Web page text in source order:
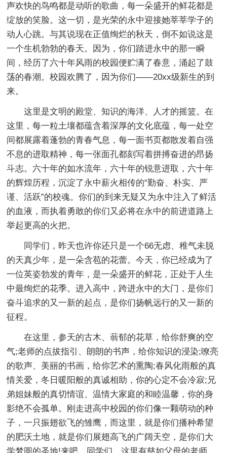
声欢快的鸟鸣都是动听的歌曲，每一朵盛开的鲜花都是
绽放的笑脸。这一切，是光荣的永中迎接她莘莘学子的
动人心跳。与其说现在正值绚烂的秋天，倒不如说这是
一个生机勃勃的春天。因为，你们踏进永中的那一瞬
间，经历了六十年风雨的校园便贮满了春意，涌起了鼓
荡的春潮。校园欢腾了，因为你们——20xx级新生的到
来。
这里是文明的殿堂、知识的海洋、人才的摇篮。在
这里，每一粒土壤都蕴含着深厚的文化底蕴，每一处空
间都展露着蓬勃的青春气息，每一面书页都散发着自强
不息的进取精神，每一张面孔都刻写着拼搏奋进的昂扬
斗志。六十年的如水流年，六十年的锐意进取，六十年
的辉煌历程，沉淀了永中薪火相传的“勤奋、朴实、严
谨、活跃”的校魂。你们的到来无疑又为永中注入了鲜活
的血液，而执着勇敢的你们又必将在永中的前进道路上
举起更高的火把。
同学们，昨天也许你还只是一个66无虑、稚气未脱
的天真少年，是一朵含苞的花蕾。今天，你已经成为了
一位英姿勃发的青年，是一朵盛开的鲜花，正处于人生
中最绚烂的花季。进入高中，跨进永中的大门，是你们
奋斗追求的又一新的起点，是你们扬帆远行的又一新的
征程。
在这里，参天的古木、蓊郁的花草，给你舒爽的空
气;老师的点拔指引、朗朗的书声，给你知识的浸染;嘹亮
的歌声、美丽的书画，给你艺术的熏陶;春风化雨般的真
情关爱，冬日暖阳般的真诚相助，你的心定不会冷寂;兄
弟姐妹般的真切情谊、温情大家庭的和睦温馨，你的身
影绝不会孤单。刚走进高中校园的你们像一颗萌动的种
子，一只振翅欲飞的雏鹰，而这里，就是你们播种希望
的肥沃土地，就是你们展翅高飞的广阔天空，是你们大